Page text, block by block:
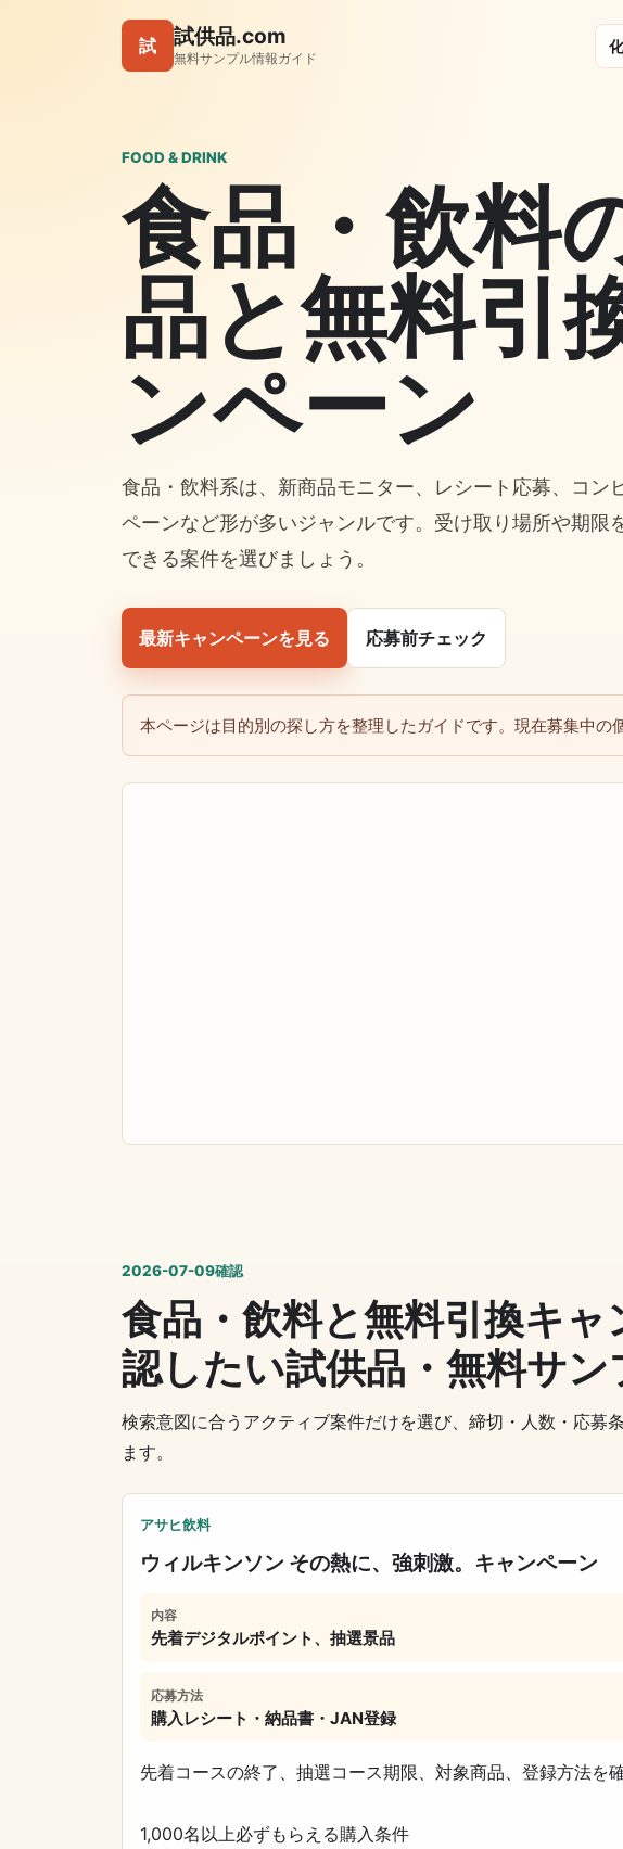
試 試供品.com
無料サンプル情報ガイド
FOOD & DRINK
食品・飲料
品と無料引
ンペーン
食品・飲料系は、新商品モニター、レシート応募、コン
ペーンなど形が多いジャンルです。受け取り場所や期限
できる案件を選びましょう。
最新キャンペーンを見る 応募前チェック
本ページは目的別の探し方を整理したガイドです。現在募集中の
2026-07-09確認
食品・飲料と無料引換キ
認したい試供品・無料サン
検索意図に合うアクティブ案件だけを選び、締切・人数・応募
ます。
アサヒ飲料
ウィルキンソン その熱に、強刺激。キャンペーン
内容
先着デジタルポイント、抽選景品
応募方法
購入レシート・納品書・JAN登録
先着コースの終了、抽選コース期限、対象商品、登録方法を確
1,000名以上必ずもらえる購入条件